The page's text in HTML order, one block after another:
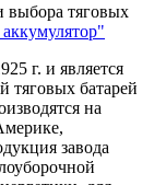
выбора тяговых
г. и является
тяговых батарей
на
завода